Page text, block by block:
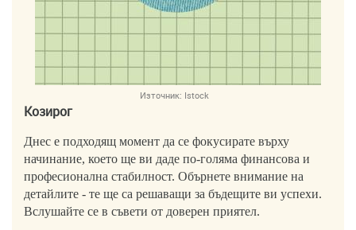
Източник: Istock
Козирог
Днес е подходящ момент да се фокусирате върху
начинание, което ще ви даде по-голяма финансова и
професионална стабилност. Обърнете внимание на
детайлите - те ще са решаващи за бъдещите ви успехи.
Вслушайте се в съвети от доверен приятел.